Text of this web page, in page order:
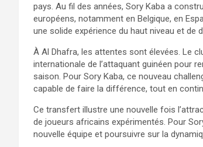
pays. Au fil des années, Sory Kaba a
européens, notamment en Belgique, en
une solide expérience du haut niveau et de
À Al Dhafra, les attentes sont élevées. Le
internationale de l’attaquant guinéen pour
saison. Pour Sory Kaba, ce nouveau
capable de faire la différence, tout en
Ce transfert illustre une nouvelle fois
de joueurs africains expérimentés. Pour
nouvelle équipe et poursuivre sur la